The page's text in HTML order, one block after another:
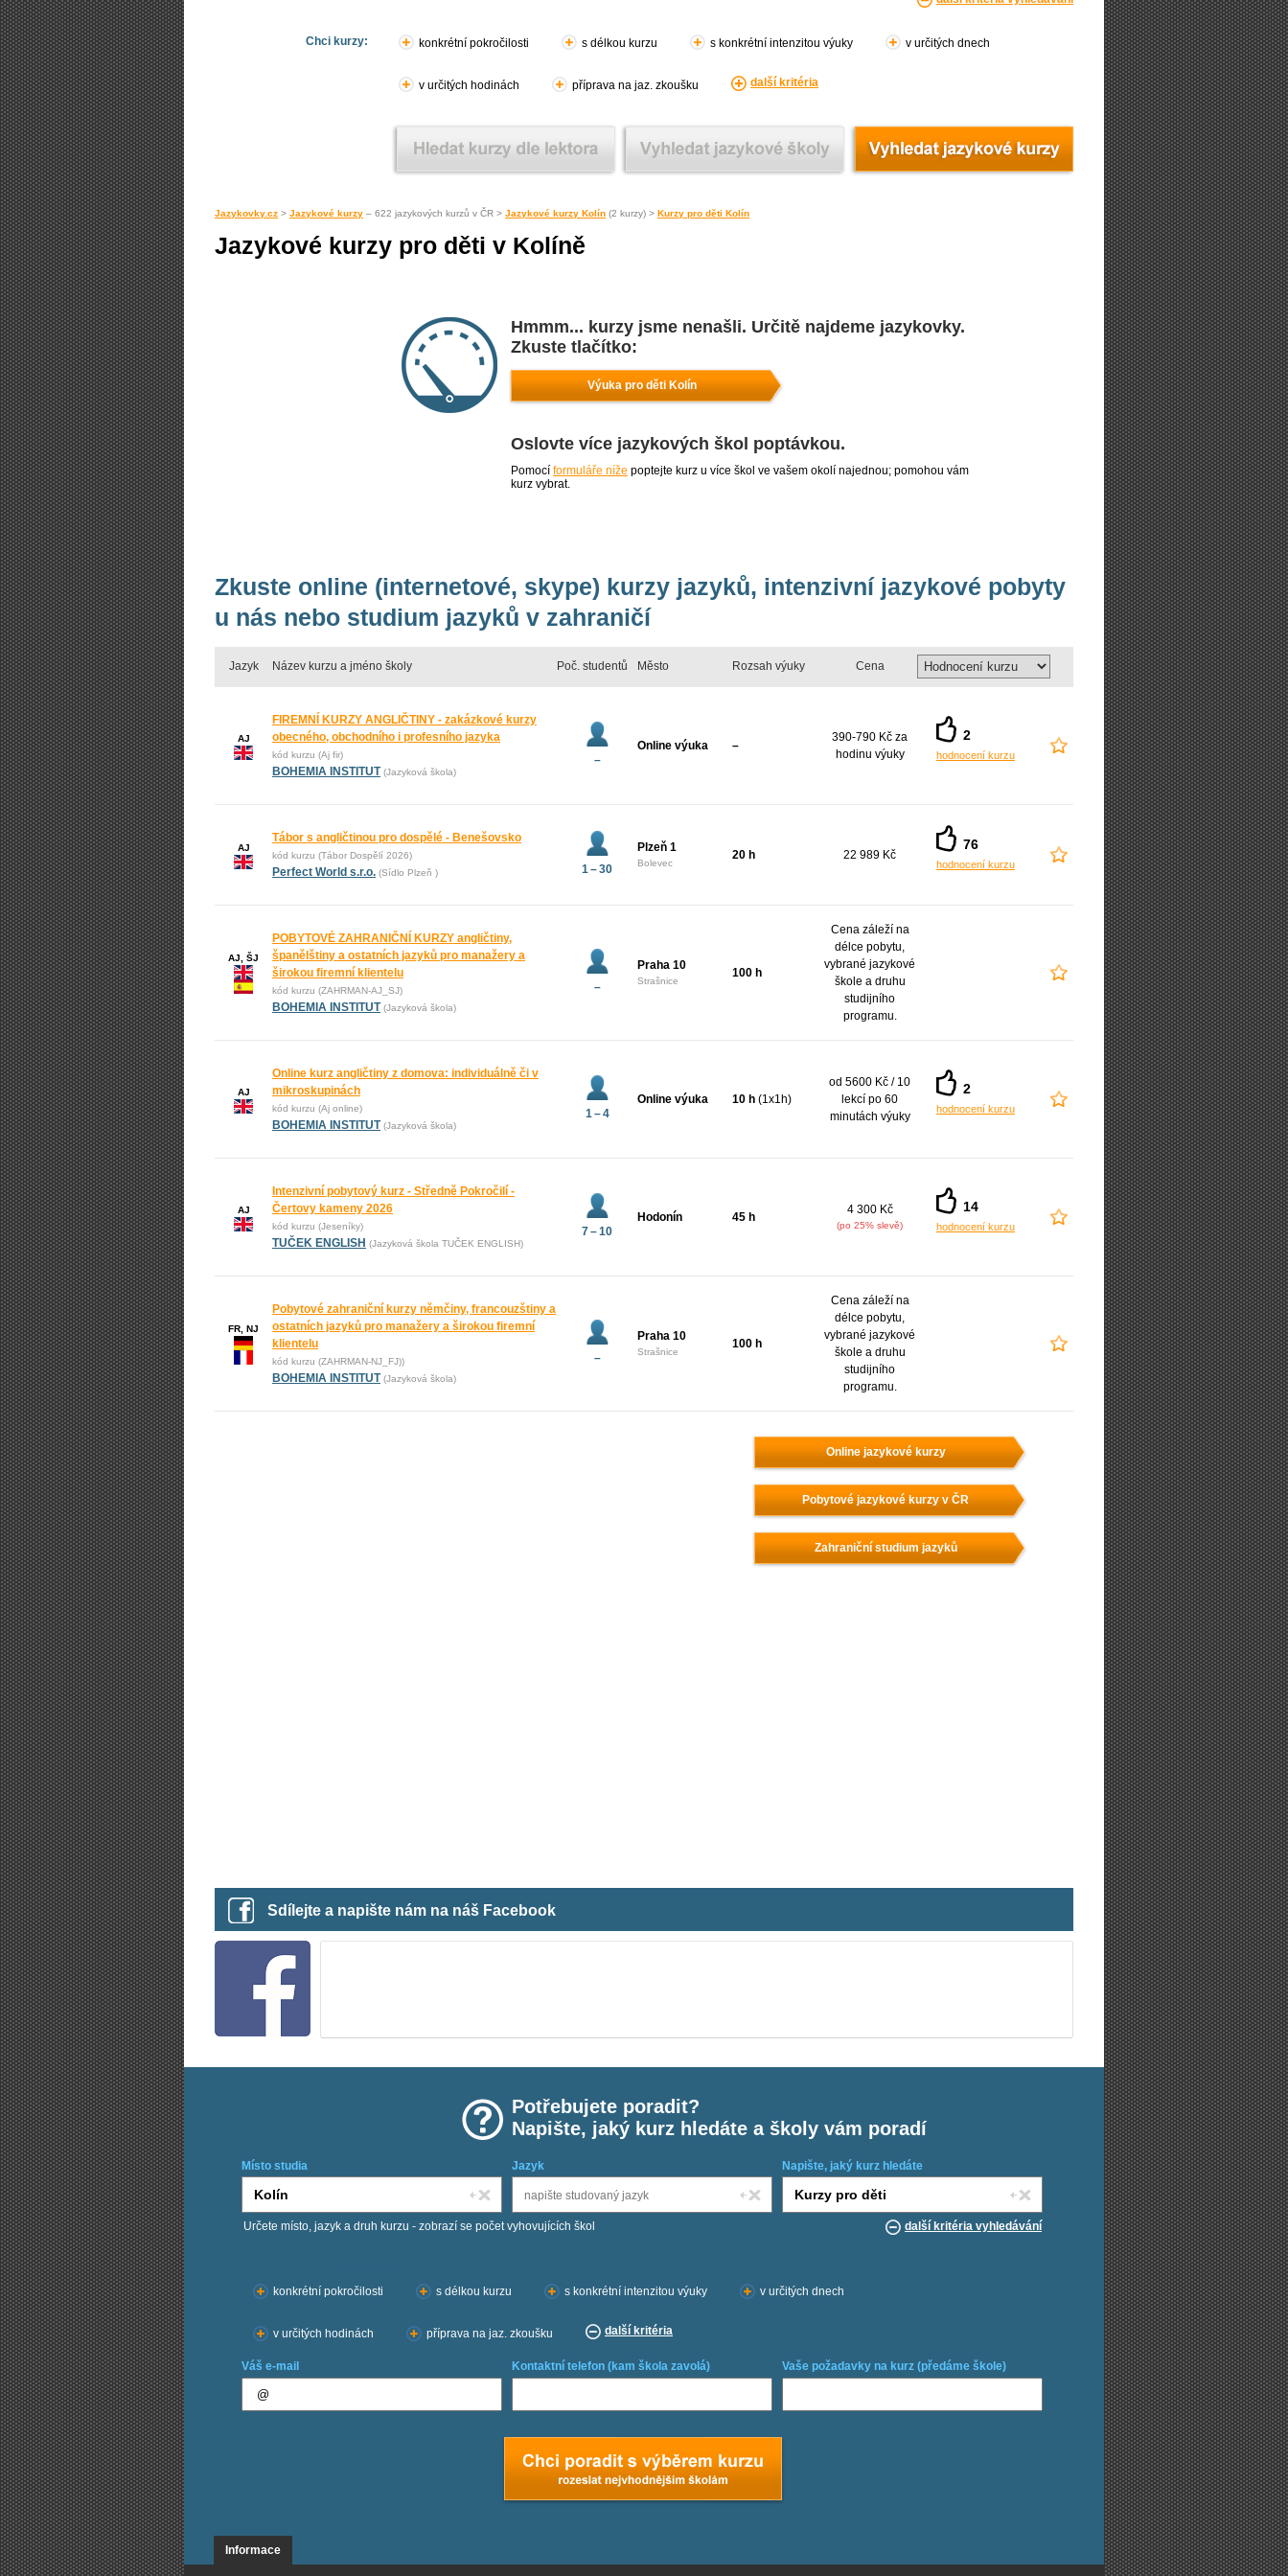
Chci kurzy: konkrétní pokročilosti s délkou kurzu s konkrétní intenzitou výuky v určitých dnech
v určitých hodinách příprava na jaz. zkoušku další kritéria
Jazykovky.cz > Jazykové kurzy – 622 jazykových kurzů v ČR > Jazykové kurzy Kolín (2 kurzy) > Kurzy pro děti Kolín
Jazykové kurzy pro děti v Kolíně
Hmmm... kurzy jsme nenašli. Určitě najdeme jazykovky.
Zkuste tlačítko:
Výuka pro děti Kolín
Oslovte více jazykových škol poptávkou.
Pomocí formuláře níže poptejte kurz u více škol ve vašem okolí najednou; pomohou vám
kurz vybrat.
Zkuste online (internetové, skype) kurzy jazyků, intenzivní jazykové pobyty
u nás nebo studium jazyků v zahraničí
Jazyk Název kurzu a jméno školy Poč. studentů Město Rozsah výuky Cena
AJ
FIREMNÍ KURZY ANGLIČTINY - zakázkové kurzy
obecného, obchodního i profesního jazyka
kód kurzu (Aj fir)
BOHEMIA INSTITUT (Jazyková škola)
–
Online výuka –
390-790 Kč za
hodinu výuky
2
hodnocení kurzu
AJ
Tábor s angličtinou pro dospělé - Benešovsko
kód kurzu (Tábor Dospělí 2026)
Perfect World s.r.o. (Sídlo Plzeň ) 1 – 30
Plzeň 1
Bolevec
20 h 22 989 Kč
76
hodnocení kurzu
AJ, ŠJ
POBYTOVÉ ZAHRANIČNÍ KURZY angličtiny,
španělštiny a ostatních jazyků pro manažery a
širokou firemní klientelu
kód kurzu (ZAHRMAN-AJ_SJ)
BOHEMIA INSTITUT (Jazyková škola)
–
Praha 10
Strašnice
100 h
Cena záleží na
délce pobytu,
vybrané jazykové
škole a druhu
studijního
programu.
AJ
Online kurz angličtiny z domova: individuálně či v
mikroskupinách
kód kurzu (Aj online)
BOHEMIA INSTITUT (Jazyková škola)
1 – 4
Online výuka 10 h (1x1h)
od 5600 Kč / 10
lekcí po 60
minutách výuky
2
hodnocení kurzu
AJ
Intenzivní pobytový kurz - Středně Pokročilí -
Čertovy kameny 2026
kód kurzu (Jeseníky)
TUČEK ENGLISH (Jazyková škola TUČEK ENGLISH)
7 – 10
Hodonín 45 h
4 300 Kč
(po 25% slevě)
14
hodnocení kurzu
FR, NJ
Pobytové zahraniční kurzy němčiny, francouzštiny a
ostatních jazyků pro manažery a širokou firemní
klientelu
kód kurzu (ZAHRMAN-NJ_FJ))
BOHEMIA INSTITUT (Jazyková škola)
–
Praha 10
Strašnice
100 h
Cena záleží na
délce pobytu,
vybrané jazykové
škole a druhu
studijního
programu.
Online jazykové kurzy
Pobytové jazykové kurzy v ČR
Zahraniční studium jazyků
Sdílejte a napište nám na náš Facebook
Potřebujete poradit?
Napište, jaký kurz hledáte a školy vám poradí
Místo studia Jazyk Napište, jaký kurz hledáte
Určete místo, jazyk a druh kurzu - zobrazí se počet vyhovujících škol další kritéria vyhledávání
konkrétní pokročilosti
s délkou kurzu s konkrétní intenzitou výuky v určitých dnech
v určitých hodinách příprava na jaz. zkoušku další kritéria
Váš e-mail Kontaktní telefon (kam škola zavolá) Vaše požadavky na kurz (předáme škole)
Informace